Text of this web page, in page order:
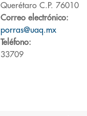
Querétaro C.P. 76010
Correo electrónico:
porras@uaq.mx
Teléfono:
33709